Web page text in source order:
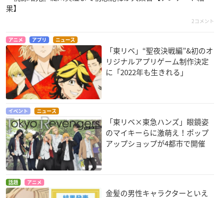
果】
2コメント
アニメ アプリ ニュース
「東リベ」“聖夜決戦編”&初のオ
リジナルアプリゲーム制作決定
に「2022年も生きれる」
イベント ニュース
「東リベ×東急ハンズ」眼鏡姿
のマイキーらに激萌え！ポップ
アップショップが4都市で開催
話題 アニメ
金髪の男性キャラクターといえ